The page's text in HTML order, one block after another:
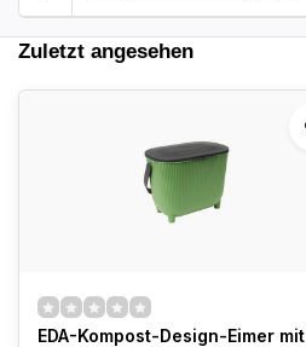
Zuletzt angesehen
EDA-Kompost-Design-Eimer mit